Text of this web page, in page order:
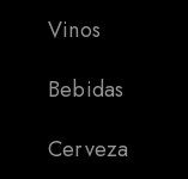
Vinos
Bebidas
Cerveza